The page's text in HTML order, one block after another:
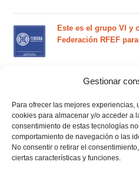
Gestionar
Para ofrecer las mejores
cookies para almacenar y/o acceder a
consentimiento de estas tecnologías
comportamiento de navegación o las
No consentir o retirar el
ciertas características y funciones.
Este es el grupo VI y
Federación RFEF
Este es el grupo de
El calendario del
RFEF para la
martes 4 de agosto